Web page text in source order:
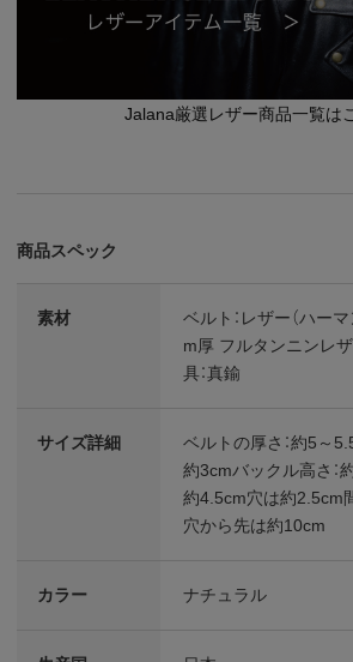
Jalana厳選レザー商品一覧は
商品スペック
素材
ベルト：レザー（ハー
m厚 フルタンニンレザ
具：真鍮
サイズ詳細
ベルトの厚さ：約5～
約3cmバックル高さ：
約4.5cm穴は約2.5cm
穴から先は約10cm
カラー ナチュラル